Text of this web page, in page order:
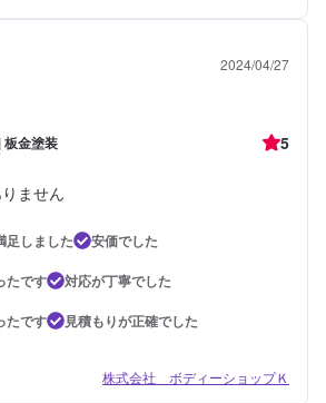
2024/04/27
板金塗装 5
ません
足しました
安価でした
たです
対応が丁寧でした
たです
見積もりが正確でした
株式会社 ボディーショップＫ